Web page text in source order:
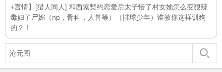
+言情】 [猎人同人] 和西索契约恋爱后太子懵了村女她怎么变狠辣
毒妇了 尸媚（np，骨科，人兽等）
（排球少年）谁教你这样训狗
的？！